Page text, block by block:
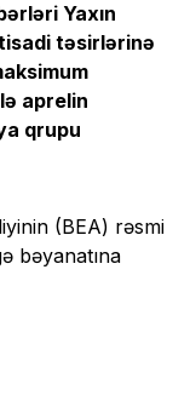
Yaxın
təsirlərinə
aprelin
qrupu
(BEA) rəsmi
bəyanatına